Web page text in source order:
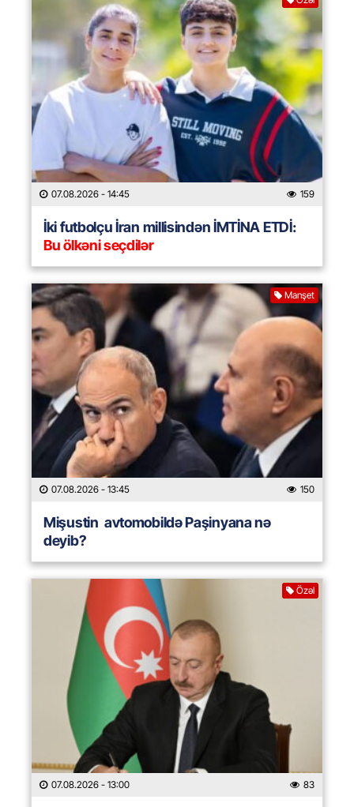
07.08.2026 - 14:45 159
İki futbolçu İran millisindən İMTİNA ETDİ:
Bu ölkəni seçdilər
Manşet
07.08.2026 - 13:45 150
Mişustin avtomobildə Paşinyana nə
deyib?
Özəl
07.08.2026 - 13:00 83